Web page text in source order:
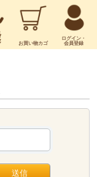
お買い物カゴ
ログイン・
会員登録